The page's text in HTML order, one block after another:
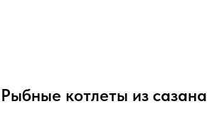
Рыбные котлеты из сазана